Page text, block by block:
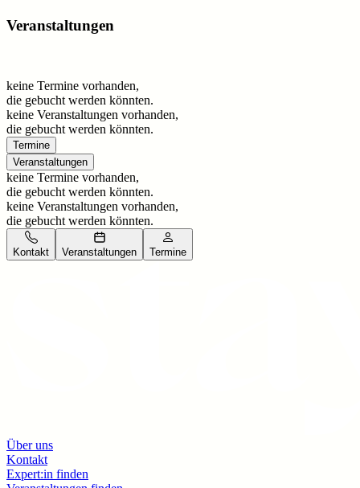
Veranstaltungen
keine Termine vorhanden,
die gebucht werden könnten.
keine Veranstaltungen vorhanden,
die gebucht werden könnten.
Termine
Veranstaltungen
keine Termine vorhanden,
die gebucht werden könnten.
keine Veranstaltungen vorhanden,
die gebucht werden könnten.
Kontakt Veranstaltungen Termine
Über uns
Kontakt
Expert:in finden